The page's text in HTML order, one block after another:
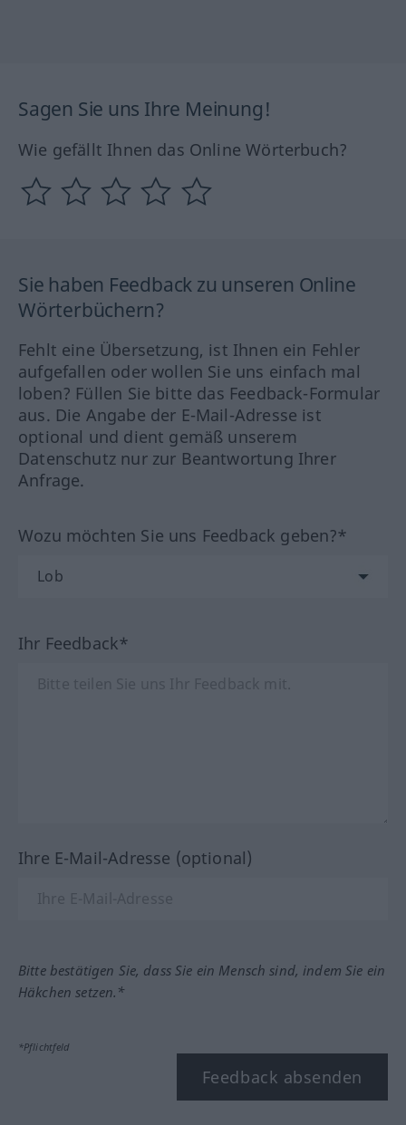
Sagen Sie uns Ihre Meinung!
Wie gefällt Ihnen das Online Wörterbuch?
Sie haben Feedback zu unseren Online
Wörterbüchern?
Fehlt eine Übersetzung, ist Ihnen ein Fehler
aufgefallen oder wollen Sie uns einfach mal
loben? Füllen Sie bitte das Feedback-Formular
aus. Die Angabe der E-Mail-Adresse ist
optional und dient gemäß unserem
Datenschutz nur zur Beantwortung Ihrer
Anfrage.
Wozu möchten Sie uns Feedback geben?*
Ihr Feedback*
Ihre E-Mail-Adresse (optional)
Bitte bestätigen Sie, dass Sie ein Mensch sind, indem Sie ein
Häkchen setzen.*
*Pflichtfeld
Feedback absenden